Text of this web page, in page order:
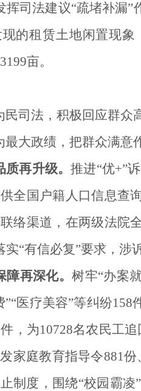
挥司法建议“疏堵补漏
的租赁土地闲置现
亩。
民司法，积极回应群众
最大政绩，把群众满意
再升级。推进“优+”
全国户籍人口信息查
络渠道，在两级法院
实“有信必复”要求，涉
再深化。树牢“办案
”“医疗美容”等纠纷
，为10728名农民工
家庭教育指导令881
制度，围绕“校园霸凌